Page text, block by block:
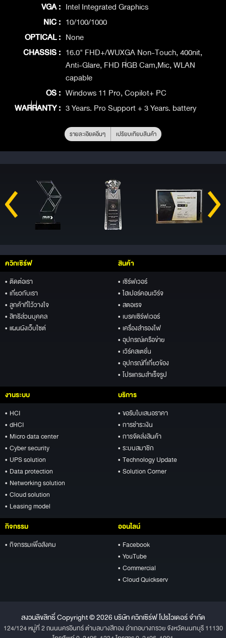
VGA : Intel Integrated Graphics
NIC : 10/100/1000
OPTICAL : None
CHASSIS : 16.0" FHD+/WUXGA Non-Touch, 400nit,
Anti-Glare, FHD RGB Cam,Mic, WLAN
capable
OS : Windows 11 Pro, Copilot+ PC
WARRANTY : 3 Years. Pro Support + 3 Years. battery
รายละเอียดอื่นๆ เปรียบเทียบสินค้า
ควิกเซิร์ฟ
• ติดต่อเรา
• เกี่ยวกับเรา
• ลูกค้าที่ไว้วางใจ
• สิทธิส่วนบุคคล
• แผนผังเว็บไซต์
สินค้า
• เซิร์ฟเวอร์
• ไฮเปอร์คอนเวิร์จ
• สตอเรจ
• เบรคเซิร์ฟเวอร์
• เครื่องสำรองไฟ
• อุปกรณ์เครือข่าย
• เวิร์คสเตชั่น
• อุปกรณ์ที่เกี่ยวข้อง
• โปรแกรมสำเร็จรูป
งานระบบ
• HCI
• dHCI
• Micro data center
• Cyber security
• UPS solution
• Data protection
• Networking solution
• Cloud solution
• Leasing model
บริการ
• ขอรับใบเสนอราคา
• การชำระเงิน
• การจัดส่งสินค้า
• ระบบสมาชิก
• Technology Update
• Solution Corner
กิจกรรม
• กิจกรรมเพื่อสังคม
ออนไลน์
• Facebook
• YouTube
• Commercial
• Cloud Quickserv
สงวนลิขสิทธิ์ Copyright © 2026 บริษัท ควิกเซิร์ฟ โปรไวเดอร์ จำกัด
124/124 หมู่ที่ 2 ถนนนครอินทร์ ตำบลบางสีทอง อำเภอบางกรวย จังหวัดนนทบุรี 11130